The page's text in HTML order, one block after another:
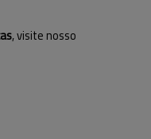
, visite nosso